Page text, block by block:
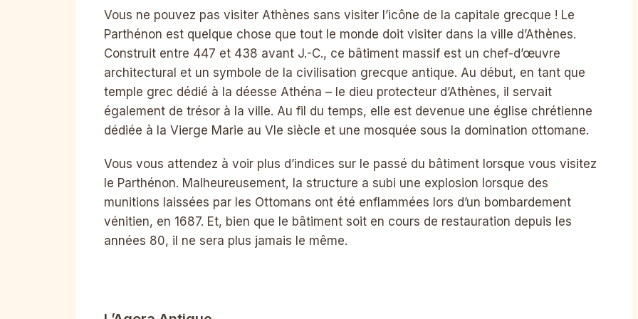
Vous ne pouvez pas visiter Athènes sans visiter l’icône de la capitale grecque ! Le
Parthénon est quelque chose que tout le monde doit visiter dans la ville d’Athènes.
Construit entre 447 et 438 avant J.-C., ce bâtiment massif est un chef-d’œuvre
architectural et un symbole de la civilisation grecque antique. Au début, en tant que
temple grec dédié à la déesse Athéna – le dieu protecteur d’Athènes, il servait
également de trésor à la ville. Au fil du temps, elle est devenue une église chrétienne
dédiée à la Vierge Marie au VIe siècle et une mosquée sous la domination ottomane.
Vous vous attendez à voir plus d’indices sur le passé du bâtiment lorsque vous visitez
le Parthénon. Malheureusement, la structure a subi une explosion lorsque des
munitions laissées par les Ottomans ont été enflammées lors d’un bombardement
vénitien, en 1687. Et, bien que le bâtiment soit en cours de restauration depuis les
années 80, il ne sera plus jamais le même.